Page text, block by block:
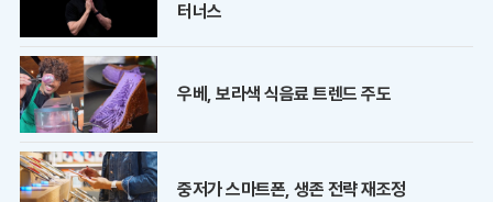
터너스
우베, 보라색 식음료 트렌드 주도
중저가 스마트폰, 생존 전략 재조정